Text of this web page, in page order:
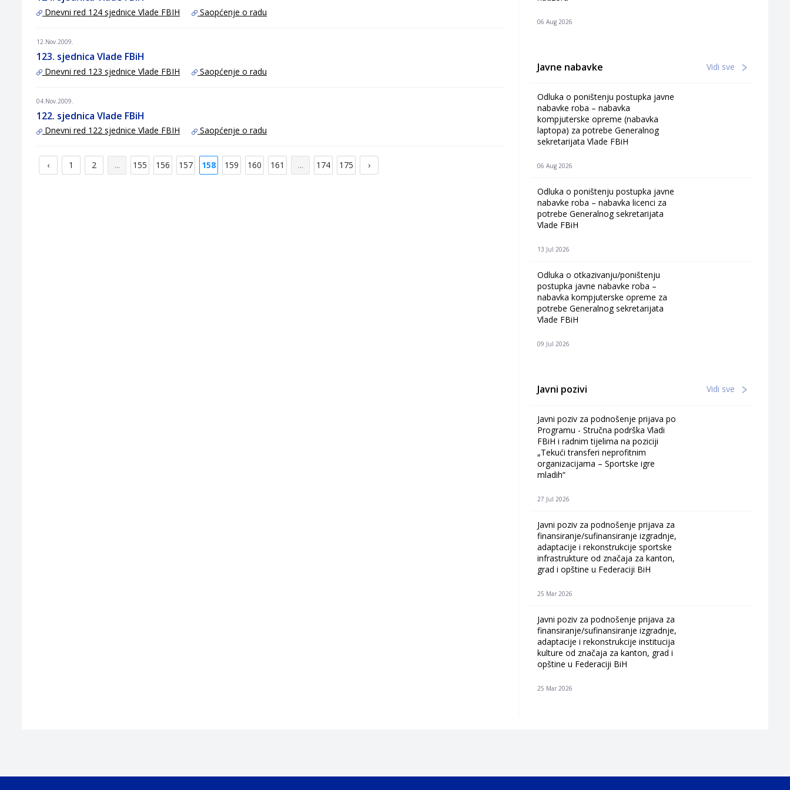
Dnevni red 124 sjednice Vlade FBIH Saopćenje o radu
12.Nov.2009.
123. sjednica Vlade FBiH
Dnevni red 123 sjednice Vlade FBIH Saopćenje o radu
04.Nov.2009.
122. sjednica Vlade FBiH
Dnevni red 122 sjednice Vlade FBIH Saopćenje o radu
‹ 1 2 ... 155 156 157 158 159 160 161 ... 174 175 ›
06 Aug 2026
Javne nabavke Vidi sve
Odluka o poništenju postupka javne
nabavke roba – nabavka
kompjuterske opreme (nabavka
laptopa) za potrebe Generalnog
sekretarijata Vlade FBiH
06 Aug 2026
Odluka o poništenju postupka javne
nabavke roba – nabavka licenci za
potrebe Generalnog sekretarijata
Vlade FBiH
13 Jul 2026
Odluka o otkazivanju/poništenju
postupka javne nabavke roba –
nabavka kompjuterske opreme za
potrebe Generalnog sekretarijata
Vlade FBiH
09 Jul 2026
Javni pozivi Vidi sve
Javni poziv za podnošenje prijava po
Programu - Stručna podrška Vladi
FBiH i radnim tijelima na poziciji
„Tekući transferi neprofitnim
organizacijama – Sportske igre
mladih“
27 Jul 2026
Javni poziv za podnošenje prijava za
finansiranje/sufinansiranje izgradnje,
adaptacije i rekonstrukcije sportske
infrastrukture od značaja za kanton,
grad i opštine u Federaciji BiH
25 Mar 2026
Javni poziv za podnošenje prijava za
finansiranje/sufinansiranje izgradnje,
adaptacije i rekonstrukcije institucija
kulture od značaja za kanton, grad i
opštine u Federaciji BiH
25 Mar 2026